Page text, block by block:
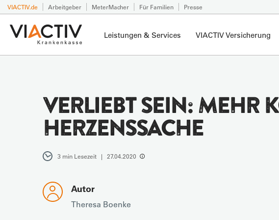
VIACTIV.de Arbeitgeber MeterMacher Für Familien Presse
Leistungen & Services VIACTIV Versicherung
VERLIEBT SEIN: MEHR
HERZENSSACHE
3 min Lesezeit | 27.04.2020
Autor
Theresa Boenke